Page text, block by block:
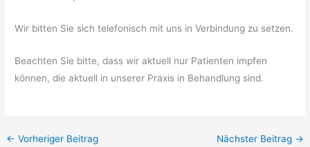
Wir bitten Sie sich telefonisch mit uns in Verbindung zu setzen.
Beachten Sie bitte, dass wir aktuell nur Patienten impfen
können, die aktuell in unserer Praxis in Behandlung sind.
← Vorheriger Beitrag Nächster Beitrag →